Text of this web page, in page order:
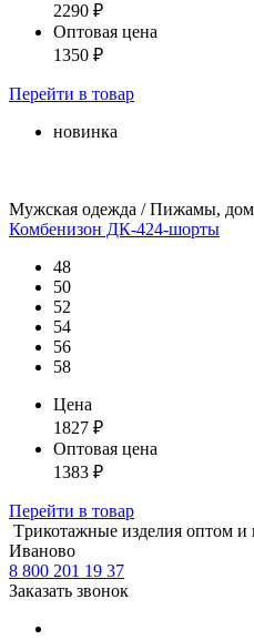
2290 ₽
Оптовая цена
1350 ₽
Перейти в товар
новинка
Мужская одежда / Пижамы,
Комбенизон ДК-424-шорты
48
50
52
54
56
58
Цена
1827 ₽
Оптовая цена
1383 ₽
Перейти в товар
Tрикотажные изделия оптом и
Иваново
8 800 201 19 37
Заказать звонок